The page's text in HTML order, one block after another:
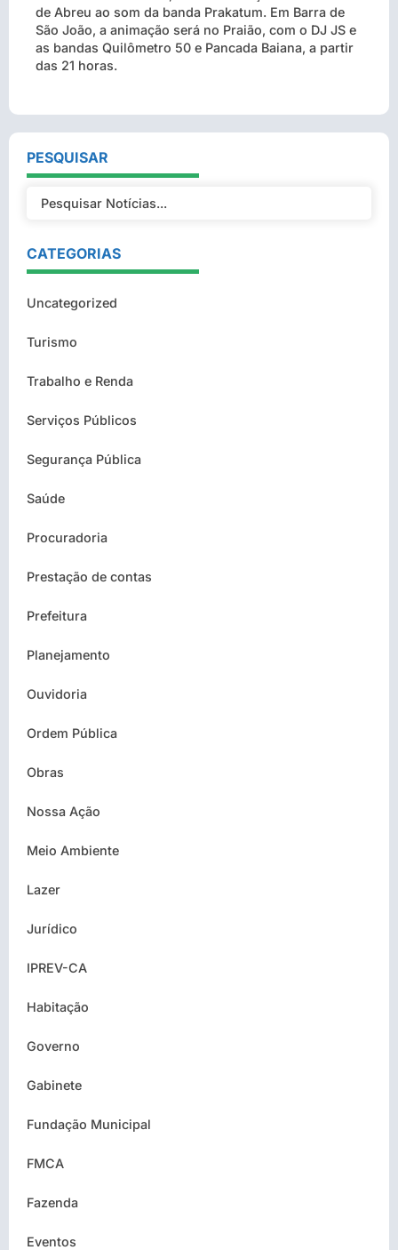
de Abreu ao som da banda Prakatum. Em Barra de
São João, a animação será no Praião, com o DJ JS e
as bandas Quilômetro 50 e Pancada Baiana, a partir
das 21 horas.
PESQUISAR
CATEGORIAS
Uncategorized
Turismo
Trabalho e Renda
Serviços Públicos
Segurança Pública
Saúde
Procuradoria
Prestação de contas
Prefeitura
Planejamento
Ouvidoria
Ordem Pública
Obras
Nossa Ação
Meio Ambiente
Lazer
Jurídico
IPREV-CA
Habitação
Governo
Gabinete
Fundação Municipal
FMCA
Fazenda
Eventos